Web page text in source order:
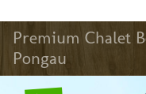
Premium Chalet
Pongau